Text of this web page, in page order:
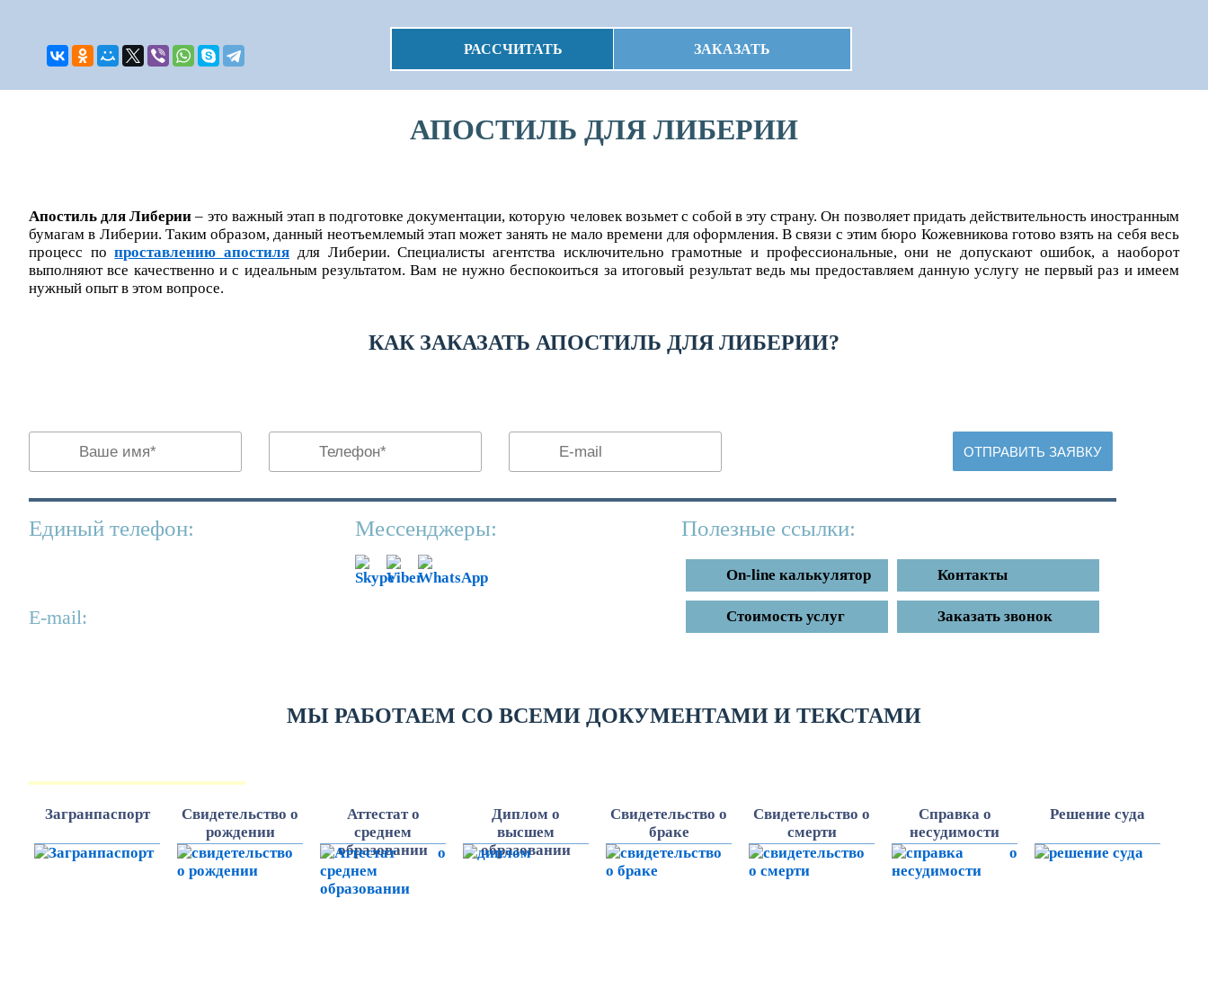
РАССЧИТАТЬ ЗАКАЗАТЬ
АПОСТИЛЬ ДЛЯ ЛИБЕРИИ
Апостиль для Либерии – это важный этап в подготовке документации, которую человек возьмет с собой в эту страну. Он позволяет придать действительность иностранным
бумагам в Либерии. Таким образом, данный неотъемлемый этап может занять не мало времени для оформления. В связи с этим бюро Кожевникова готово взять на себя весь
процесс попроставлению апостиля для Либерии. Специалисты агентства исключительно грамотные и профессиональные, они не допускают ошибок, а наоборот
выполняют все качественно и с идеальным результатом. Вам не нужно беспокоиться за итоговый результат ведь мы предоставляем данную услугу не первый раз и имеем
нужный опыт в этом вопросе.
КАК ЗАКАЗАТЬ АПОСТИЛЬ ДЛЯ ЛИБЕРИИ?
Единый телефон:
Е-mail:
Мессенджеры: Полезные ссылки:
On-line калькулятор Контакты
Стоимость услуг Заказать звонок
МЫ РАБОТАЕМ СО ВСЕМИ ДОКУМЕНТАМИ И ТЕКСТАМИ
Загранпаспорт
Cвидетельство о
рождении
Аттестат о
среднем
образовании
Диплом о
высшем
образовании
Свидетельство о
браке
Свидетельство о
смерти
Справка о
несудимости
Решение суда